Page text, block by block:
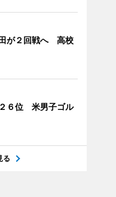
が２回戦へ 高校
６位 米男子ゴル
る